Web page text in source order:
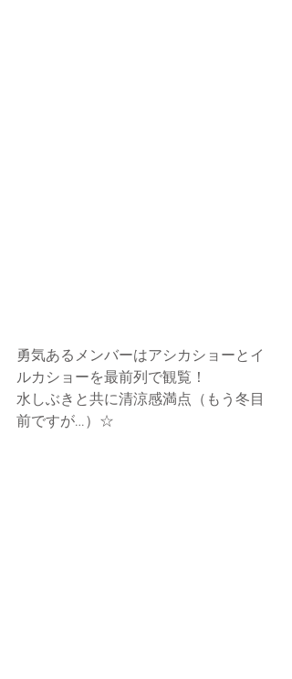
勇気あるメンバーはアシカショーとイ
ルカショーを最前列で観覧！
水しぶきと共に清涼感満点（もう冬目
前ですが…）☆